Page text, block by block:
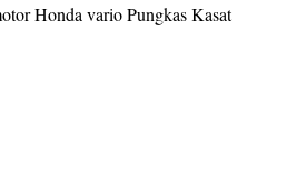
Honda vario Pungkas Kasat